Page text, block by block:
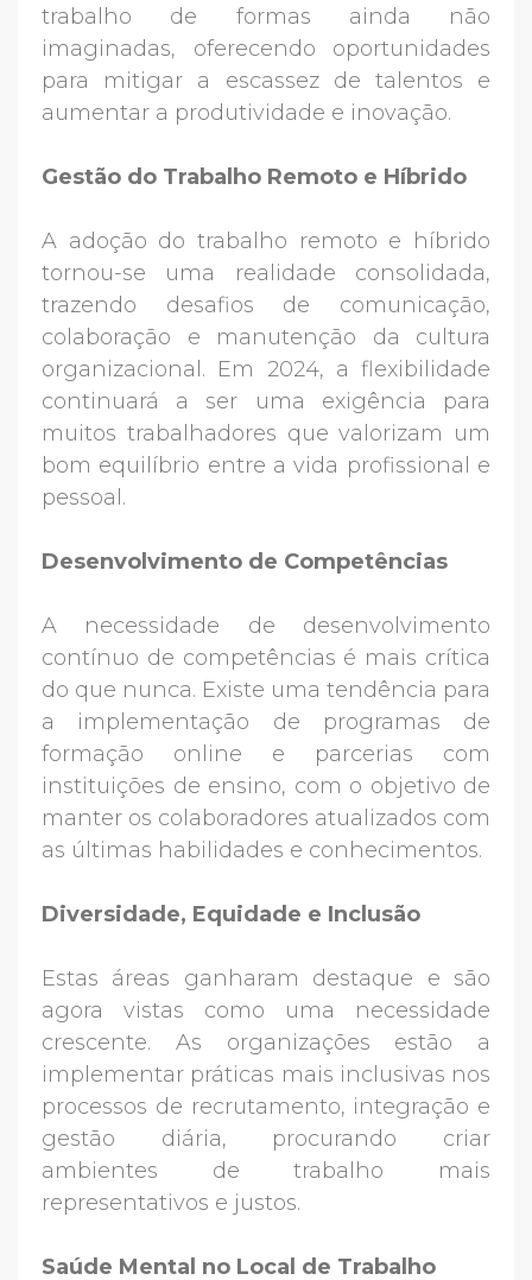
trabalho de formas ainda não
imaginadas, oferecendo oportunidades
para mitigar a escassez de talentos e
aumentar a produtividade e inovação.
Gestão do Trabalho Remoto e Híbrido
A adoção do trabalho remoto e híbrido
tornou-se uma realidade consolidada,
trazendo desafios de comunicação,
colaboração e manutenção da cultura
organizacional. Em 2024, a flexibilidade
continuará a ser uma exigência para
muitos trabalhadores que valorizam um
bom equilíbrio entre a vida profissional e
pessoal.
Desenvolvimento de Competências
A necessidade de desenvolvimento
contínuo de competências é mais crítica
do que nunca. Existe uma tendência para
a implementação de programas de
formação online e parcerias com
instituições de ensino, com o objetivo de
manter os colaboradores atualizados com
as últimas habilidades e conhecimentos.
Diversidade, Equidade e Inclusão
Estas áreas ganharam destaque e são
agora vistas como uma necessidade
crescente. As organizações estão a
implementar práticas mais inclusivas nos
processos de recrutamento, integração e
gestão diária, procurando criar
ambientes de trabalho mais
representativos e justos.
Saúde Mental no Local de Trabalho